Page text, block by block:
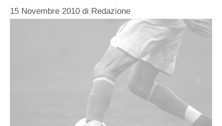
15 Novembre 2010 di Redazione